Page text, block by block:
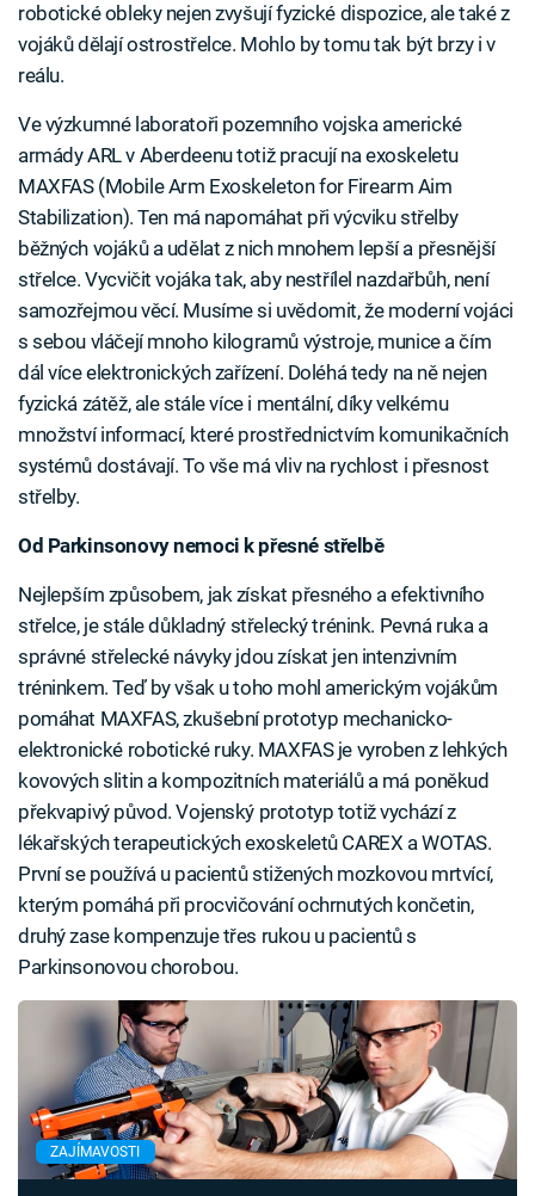
robotické obleky nejen zvyšují fyzické dispozice, ale také z
vojáků dělají ostrostřelce. Mohlo by tomu tak být brzy i v
reálu.
Ve výzkumné laboratoři pozemního vojska americké
armády ARL v Aberdeenu totiž pracují na exoskeletu
MAXFAS (Mobile Arm Exoskeleton for Firearm Aim
Stabilization). Ten má napomáhat při výcviku střelby
běžných vojáků a udělat z nich mnohem lepší a přesnější
střelce. Vycvičit vojáka tak, aby nestřílel nazdařbůh, není
samozřejmou věcí. Musíme si uvědomit, že moderní vojáci
s sebou vláčejí mnoho kilogramů výstroje, munice a čím
dál více elektronických zařízení. Doléhá tedy na ně nejen
fyzická zátěž, ale stále více i mentální, díky velkému
množství informací, které prostřednictvím komunikačních
systémů dostávají. To vše má vliv na rychlost i přesnost
střelby.
Od Parkinsonovy nemoci k přesné střelbě
Nejlepším způsobem, jak získat přesného a efektivního
střelce, je stále důkladný střelecký trénink. Pevná ruka a
správné střelecké návyky jdou získat jen intenzivním
tréninkem. Teď by však u toho mohl americkým vojákům
pomáhat MAXFAS, zkušební prototyp mechanicko-
elektronické robotické ruky. MAXFAS je vyroben z lehkých
kovových slitin a kompozitních materiálů a má poněkud
překvapivý původ. Vojenský prototyp totiž vychází z
lékařských terapeutických exoskeletů CAREX a WOTAS.
První se používá u pacientů stižených mozkovou mrtvící,
kterým pomáhá při procvičování ochrnutých končetin,
druhý zase kompenzuje třes rukou u pacientů s
Parkinsonovou chorobou.
ZAJÍMAVOSTI